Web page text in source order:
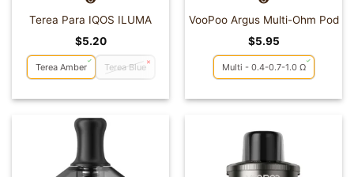
Terea Para IQOS ILUMA
$5.20
Terea Amber Terea Blue
VooPoo Argus Multi-Ohm Pod
$5.95
Multi - 0.4-0.7-1.0 Ω